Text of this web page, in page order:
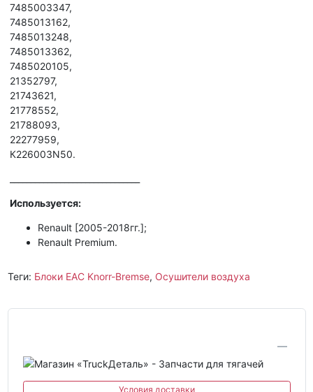
7485003347,
7485013162,
7485013248,
7485013362,
7485020105,
21352797,
21743621,
21778552,
21788093,
22277959,
К226003N50.
Используется:
Renault [2005-2018гг.];
Renault Premium.
Теги: Блоки EAC Knorr-Bremse, Осушители воздуха
Условия доставки